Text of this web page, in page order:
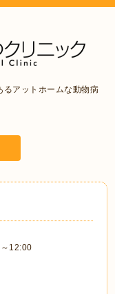
るアットホームな動物病
12:00